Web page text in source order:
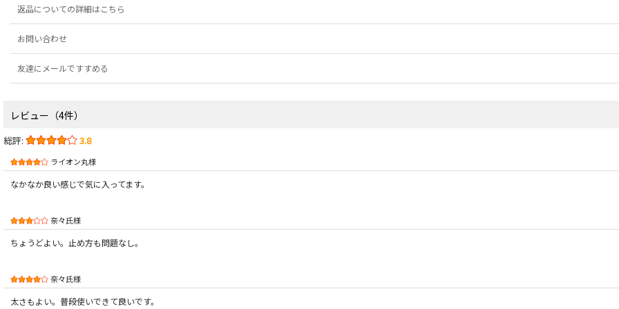
返品についての詳細はこちら
お問い合わせ
友達にメールですすめる
レビュー（4件）
総評: 3.8
ライオン丸様
なかなか良い感じで気に入ってます。
奈々氏様
ちょうどよい。止め方も問題なし。
奈々氏様
太さもよい。普段使いできて良いです。